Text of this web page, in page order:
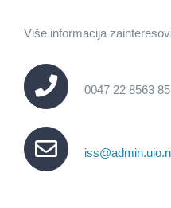
Više informacija
0047 22 8563 85